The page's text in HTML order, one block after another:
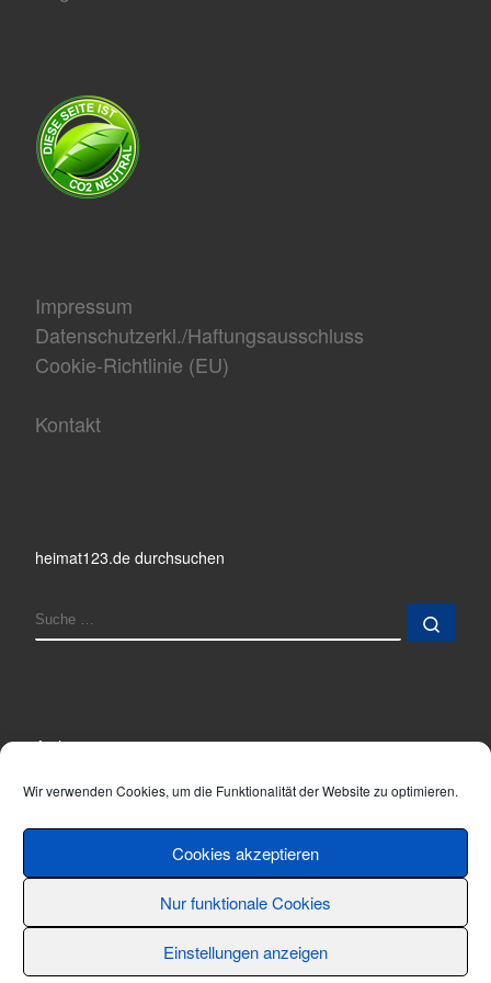
Wir verwenden Cookies, um die Funktionalität der Website zu optimieren.
Cookies akzeptieren
Nur funktionale Cookies
Einstellungen anzeigen
Impressum
Datenschutzerkl./Haftungsausschluss
Cookie-Richtlinie (EU)
Kontakt
heimat123.de durchsuchen
SUCHE
Archiv
© 2001 - 2026 Thomas Hönemann – Alle Rechte vorbehalten